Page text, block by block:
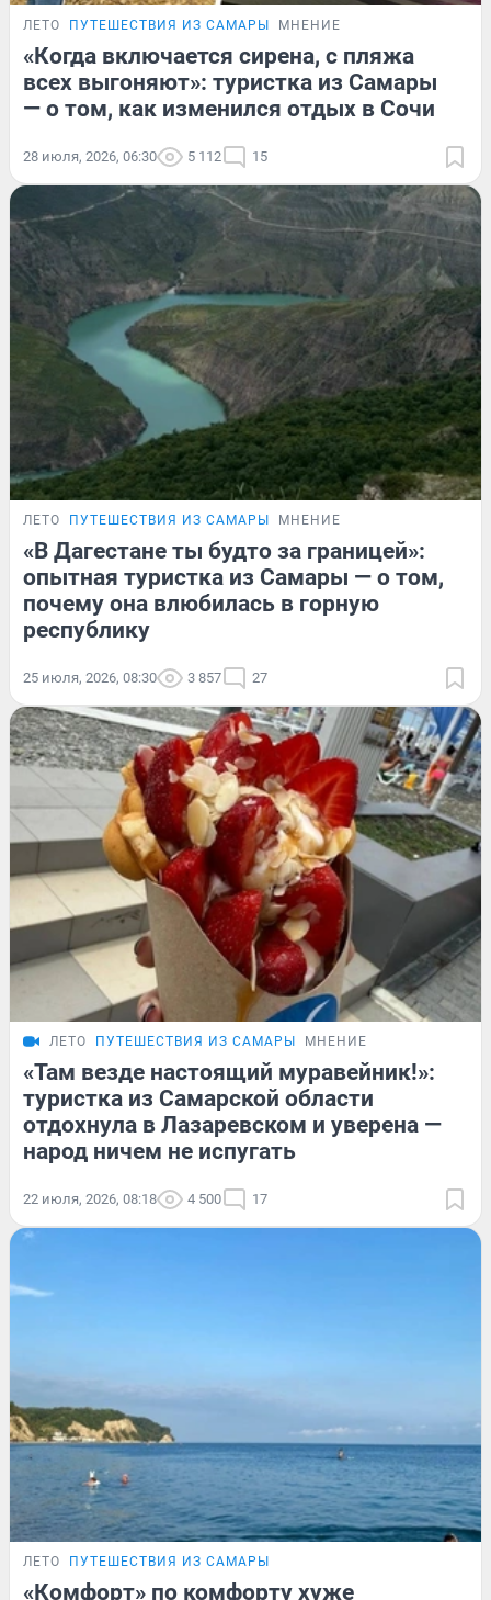
ЛЕТО ПУТЕШЕСТВИЯ ИЗ САМАРЫ МНЕНИЕ
«Когда включается сирена, с пляжа
всех выгоняют»: туристка из Самары
— о том, как изменился отдых в Сочи
28 июля, 2026, 06:30 5 112 15
ЛЕТО ПУТЕШЕСТВИЯ ИЗ САМАРЫ МНЕНИЕ
«В Дагестане ты будто за границей»:
опытная туристка из Самары — о том,
почему она влюбилась в горную
республику
25 июля, 2026, 08:30 3 857 27
ЛЕТО ПУТЕШЕСТВИЯ ИЗ САМАРЫ МНЕНИЕ
«Там везде настоящий муравейник!»:
туристка из Самарской области
отдохнула в Лазаревском и уверена —
народ ничем не испугать
22 июля, 2026, 08:18 4 500 17
ЛЕТО ПУТЕШЕСТВИЯ ИЗ САМАРЫ
«Комфорт» по комфорту хуже